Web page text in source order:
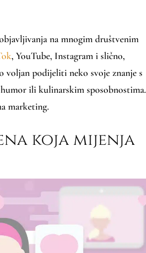
na mnogim društvenim
, YouTube, Instagram i slično,
podijeliti neko svoje znanje s
ili kulinarskim sposobnostima.
marketing.
koja mijenja